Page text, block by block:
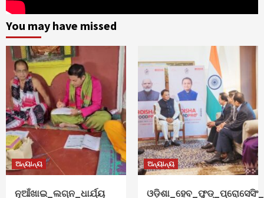
You may have missed
ଅନ୍ୟାନ୍ୟ
ନୂଆଁଖାଇ_ଲଗ୍ନ_ଧାର୍ଯ୍ୟ
ଅନ୍ୟାନ୍ୟ